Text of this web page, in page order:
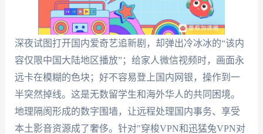
深夜试图打开国内爱奇艺追新剧，却弹出冷冰冰的“该内
容仅限中国大陆地区播放”；给家人微信视频时，画面永
远卡在模糊的色块；好不容易登上国内网银，操作到一
半突然掉线。这是无数留学生和海外华人的共同困境。
地理隔阂形成的数字围墙，让远程处理国内事务、享受
本土影音资源成了奢侈。针对"穿梭VPN和迅猛兔VPN对